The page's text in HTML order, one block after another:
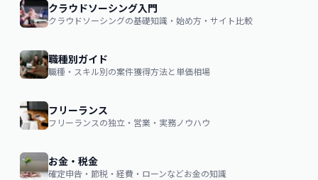
クラウドソーシング入門
クラウドソーシングの基礎知識・始め方・サイト比較
職種別ガイド
職種・スキル別の案件獲得方法と単価相場
フリーランス
フリーランスの独立・営業・実務ノウハウ
お金・税金
確定申告・節税・経費・ローンなどお金の知識